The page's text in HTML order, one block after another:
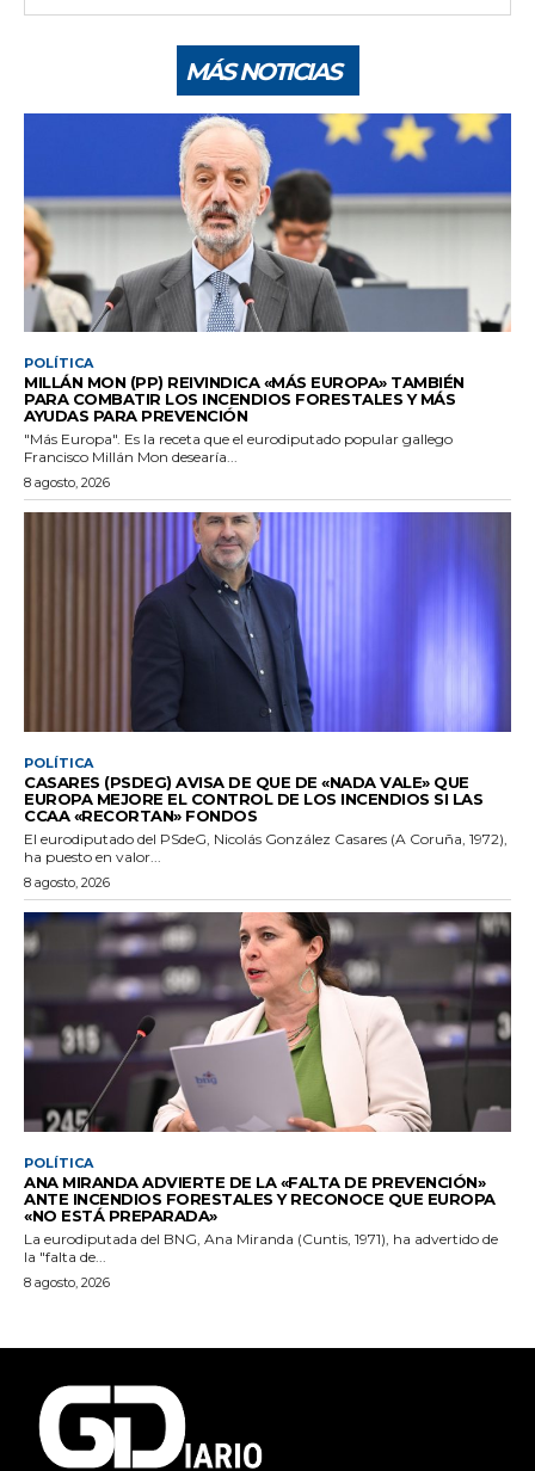
MÁS NOTICIAS
POLÍTICA
MILLÁN MON (PP) REIVINDICA «MÁS EUROPA» TAMBIÉN
PARA COMBATIR LOS INCENDIOS FORESTALES Y MÁS
AYUDAS PARA PREVENCIÓN
"Más Europa". Es la receta que el eurodiputado popular gallego
Francisco Millán Mon desearía...
8 agosto, 2026
POLÍTICA
CASARES (PSDEG) AVISA DE QUE DE «NADA VALE» QUE
EUROPA MEJORE EL CONTROL DE LOS INCENDIOS SI LAS
CCAA «RECORTAN» FONDOS
El eurodiputado del PSdeG, Nicolás González Casares (A Coruña, 1972),
ha puesto en valor...
8 agosto, 2026
POLÍTICA
ANA MIRANDA ADVIERTE DE LA «FALTA DE PREVENCIÓN»
ANTE INCENDIOS FORESTALES Y RECONOCE QUE EUROPA
«NO ESTÁ PREPARADA»
La eurodiputada del BNG, Ana Miranda (Cuntis, 1971), ha advertido de
la "falta de...
8 agosto, 2026